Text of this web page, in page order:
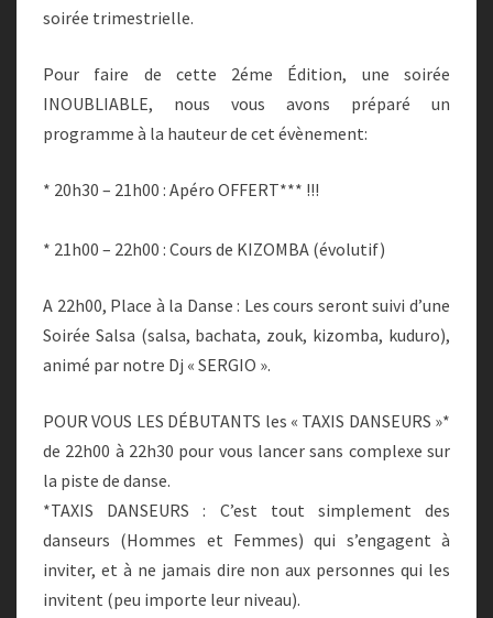
soirée trimestrielle.
Pour faire de cette 2éme Édition, une soirée
INOUBLIABLE, nous vous avons préparé un
programme à la hauteur de cet évènement:
* 20h30 – 21h00 : Apéro OFFERT*** !!!
* 21h00 – 22h00 : Cours de KIZOMBA (évolutif)
A 22h00, Place à la Danse : Les cours seront suivi d’une
Soirée Salsa (salsa, bachata, zouk, kizomba, kuduro),
animé par notre Dj « SERGIO ».
POUR VOUS LES DÉBUTANTS les « TAXIS DANSEURS »*
de 22h00 à 22h30 pour vous lancer sans complexe sur
la piste de danse.
*TAXIS DANSEURS : C’est tout simplement des
danseurs (Hommes et Femmes) qui s’engagent à
inviter, et à ne jamais dire non aux personnes qui les
invitent (peu importe leur niveau).